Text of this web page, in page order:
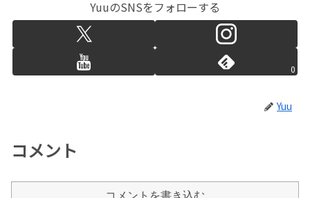
YuuのSNSをフォローする
0
Yuu
コメント
コメントを書き込む